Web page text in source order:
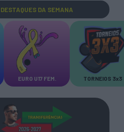
DESTAQUES DA SEMANA
EURO U17 FEM. TORNEIOS 3x3